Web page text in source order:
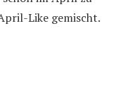
Like gemischt.